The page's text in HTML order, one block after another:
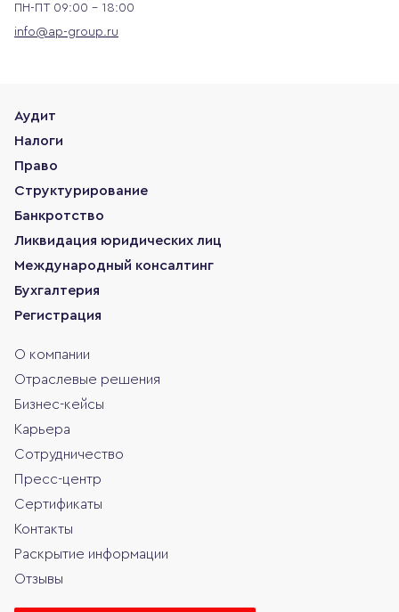
ПН-ПТ 09:00 - 18:00
info@ap-group.ru
Аудит
Налоги
Право
Структурирование
Банкротство
Ликвидация юридических лиц
Международный консалтинг
Бухгалтерия
Регистрация
О компании
Отраслевые решения
Бизнес-кейсы
Карьера
Сотрудничество
Пресс-центр
Сертификаты
Контакты
Раскрытие информации
Отзывы